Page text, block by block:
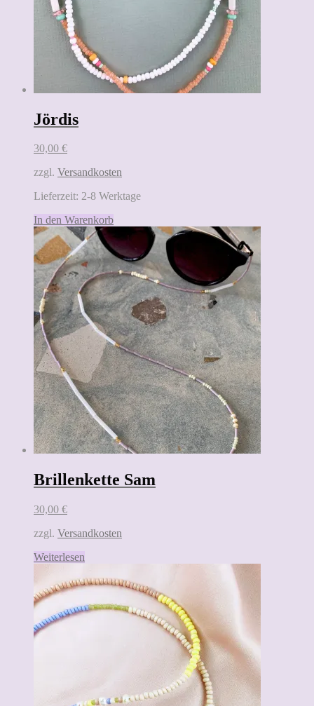
Jördis
30,00 €
zzgl. Versandkosten
Lieferzeit: 2-8 Werktage
In den Warenkorb
Brillenkette Sam
30,00 €
zzgl. Versandkosten
Weiterlesen